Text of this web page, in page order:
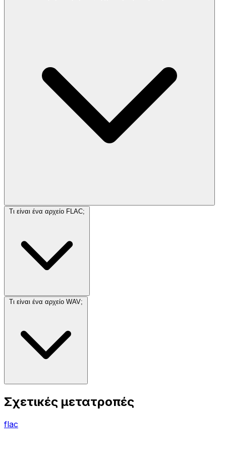
Τι είναι ένα αρχείο FLAC;
Τι είναι ένα αρχείο WAV;
Σχετικές μετατροπές
flac